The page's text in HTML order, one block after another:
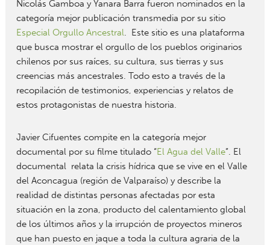
Nicolás Gamboa y Yanara Barra fueron nominados en la
categoría mejor publicación transmedia por su sitio
Especial Orgullo Ancestral. Este sitio es una plataforma
que busca mostrar el orgullo de los pueblos originarios
chilenos por sus raíces, su cultura, sus tierras y sus
creencias más ancestrales. Todo esto a través de la
recopilación de testimonios, experiencias y relatos de
estos protagonistas de nuestra historia.
Javier Cifuentes compite en la categoría mejor
documental por su filme titulado “El Agua del Valle”. El
documental relata la crisis hídrica que se vive en el Valle
del Aconcagua (región de Valparaíso) y describe la
realidad de distintas personas afectadas por esta
situación en la zona, producto del calentamiento global
de los últimos años y la irrupción de proyectos mineros
que han puesto en jaque a toda la cultura agraria de la